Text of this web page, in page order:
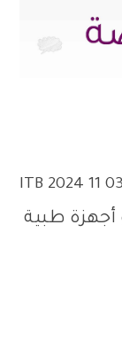
ITB 2024 11
أجهزة طبية